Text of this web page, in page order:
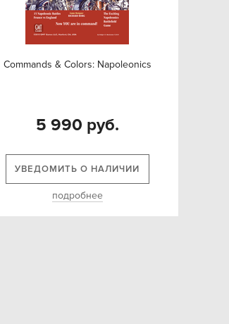
Commands & Colors: Napoleonics
5 990 руб.
УВЕДОМИТЬ О НАЛИЧИИ
подробнее